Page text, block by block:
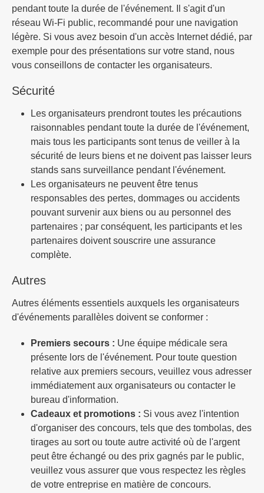
pendant toute la durée de l'événement. Il s'agit d'un
réseau Wi-Fi public, recommandé pour une navigation
légère. Si vous avez besoin d'un accès Internet dédié, par
exemple pour des présentations sur votre stand, nous
vous conseillons de contacter les organisateurs.
Sécurité
Les organisateurs prendront toutes les précautions
raisonnables pendant toute la durée de l'événement,
mais tous les participants sont tenus de veiller à la
sécurité de leurs biens et ne doivent pas laisser leurs
stands sans surveillance pendant l'événement.
Les organisateurs ne peuvent être tenus
responsables des pertes, dommages ou accidents
pouvant survenir aux biens ou au personnel des
partenaires ; par conséquent, les participants et les
partenaires doivent souscrire une assurance
complète.
Autres
Autres éléments essentiels auxquels les organisateurs
d'événements parallèles doivent se conformer :
Premiers secours : Une équipe médicale sera
présente lors de l'événement. Pour toute question
relative aux premiers secours, veuillez vous adresser
immédiatement aux organisateurs ou contacter le
bureau d'information.
Cadeaux et promotions : Si vous avez l'intention
d'organiser des concours, tels que des tombolas, des
tirages au sort ou toute autre activité où de l'argent
peut être échangé ou des prix gagnés par le public,
veuillez vous assurer que vous respectez les règles
de votre entreprise en matière de concours.